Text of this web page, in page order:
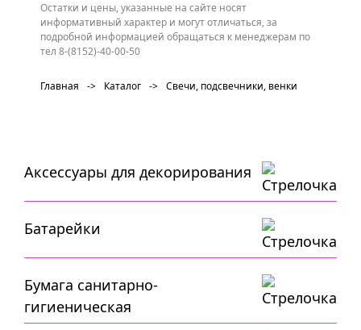
Остатки и цены, указанные на сайте носят
информативный характер и могут отличаться, за
подробной информацией обращаться к менеджерам по
тел 8-(8152)-40-00-50
Главная -> Каталог -> Свечи, подсвечники, венки
Аксессуары для декорирования
Батарейки
Бумага санитарно-
гигиеническая